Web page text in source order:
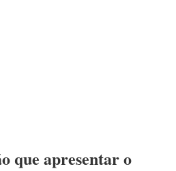
que apresentar o